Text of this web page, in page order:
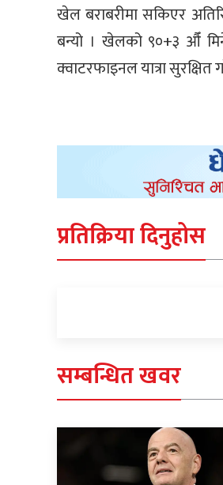
खेल बराबरीमा सकिएर
बन्यो । खेलको ९०+३ औँ
क्वाटरफाइनल यात्रा सुरक्षित
प्रतिक्रिया दिनुहोस
सम्बन्धित खवर